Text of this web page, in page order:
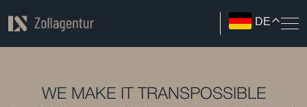
DE
WE MAKE IT TRANSPOSSIBLE